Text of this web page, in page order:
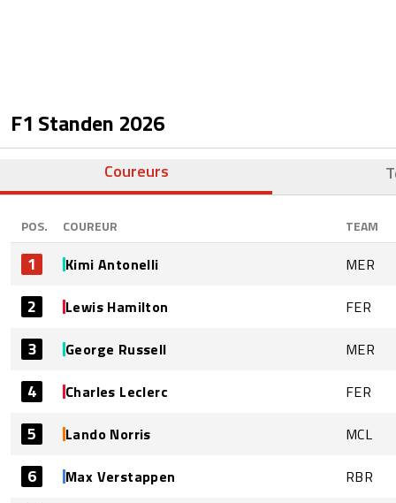
F1 Standen 2026
Coureurs
POS. COUREUR TEAM
1 Kimi Antonelli MER
2 Lewis Hamilton FER
3 George Russell MER
4 Charles Leclerc FER
5 Lando Norris MCL
6 Max Verstappen RBR